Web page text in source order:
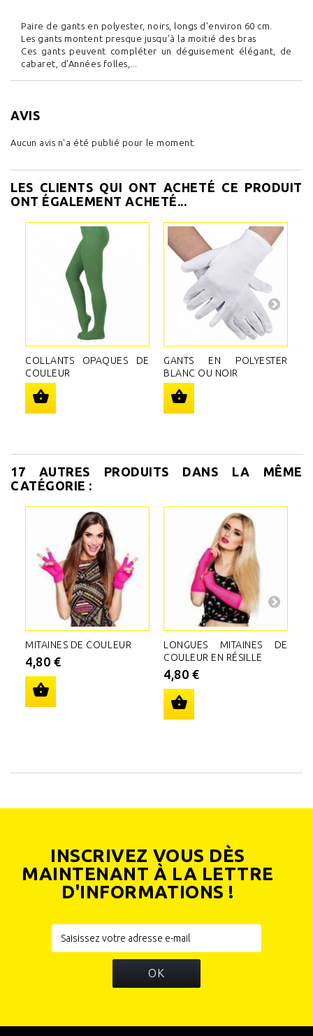
Paire de gants en polyester, noirs, longs d'environ 60 cm.
Les gants montent presque jusqu'à la moitié des bras
Ces gants peuvent compléter un déguisement élégant, de
cabaret, d'Années folles,...
AVIS
Aucun avis n'a été publié pour le moment.
LES CLIENTS QUI ONT ACHETÉ CE PRODUIT
ONT ÉGALEMENT ACHETÉ...
COLLANTS OPAQUES DE
COULEUR
GANTS EN POLYESTER
BLANC OU NOIR
17 AUTRES PRODUITS DANS LA MÊME
CATÉGORIE :
MITAINES DE COULEUR
4,80 €
LONGUES MITAINES DE
COULEUR EN RÉSILLE
4,80 €
INSCRIVEZ VOUS DÈS
MAINTENANT À LA LETTRE
D'INFORMATIONS !
OK